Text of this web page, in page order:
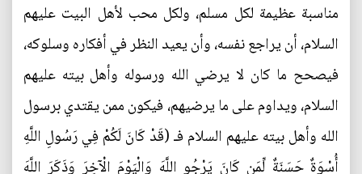
مناسبة عظيمة لكل مسلم، ولكل محب لأهل البيت عليهم
السلام، أن يراجع نفسه، وأن يعيد النظر في أفكاره وسلوكه،
فيصحح ما كان لا يرضي الله ورسوله وأهل بيته عليهم
السلام، ويداوم على ما يرضيهم، فيكون ممن يقتدي برسول
الله وأهل بيته عليهم السلام فـ (قَدْ كَانَ لَكُمْ فِي رَسُولِ اللَّهِ
أُسْوَةٌ حَسَنَةٌ لِّمَن كَانَ يَرْجُو اللَّهَ وَالْيَوْمَ الْآخِرَ وَذَكَرَ اللَّهَ